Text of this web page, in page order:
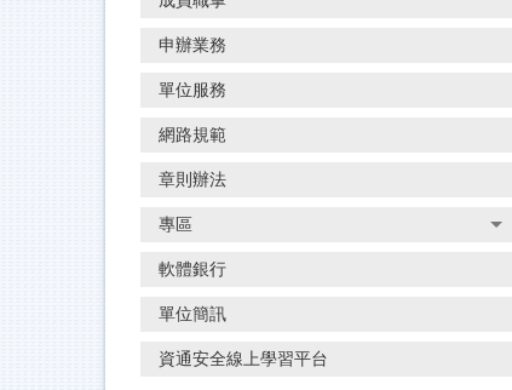
申辦業務
單位服務
網路規範
章則辦法
專區
軟體銀行
單位簡訊
資通安全線上學習平台